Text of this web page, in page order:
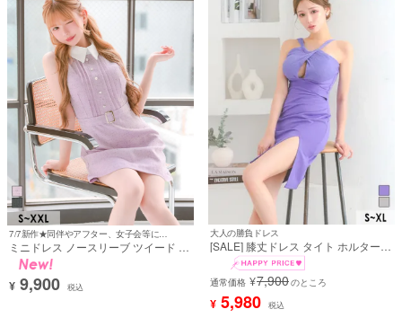
ミニドレス ノースリーブ ツイード 襟
付き 同伴 ベルト付き 胸元カバー 下着
のまま ラベンダー XL XXL Aライン
キャバドレス (聖菜着用) [tk-
md261405a]
¥ 9,900 税込
大人の勝負ドレス
[SALE] 膝丈ドレス タイト ホルターネ
ック風 クロスデザイン 前開き グリッ
ターラメ シンプル 大人 上品 ストレッ
チ ドレープ スリット 高身長 XL 紫 パ
ープル キャバドレス (せいせい着用)
[tk-mdd7817a]
通常価格 ¥7,900のところ
¥ 5,980 税込